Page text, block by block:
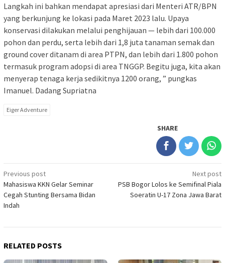
Langkah ini bahkan mendapat apresiasi dari Menteri ATR/BPN
yang berkunjung ke lokasi pada Maret 2023 lalu. Upaya
konservasi dilakukan melalui penghijauan — lebih dari 100.000
pohon dan perdu, serta lebih dari 1,8 juta tanaman semak dan
ground cover ditanam di area PTPN, dan lebih dari 1.800 pohon
termasuk program adopsi di area TNGGP. Begitu juga, kita akan
menyerap tenaga kerja sedikitnya 1200 orang, ” pungkas
Imanuel. Dadang Supriatna
Eiger Adventure
SHARE
Post
navigation
Previous post
Mahasiswa KKN Gelar Seminar
Cegah Stunting Bersama Bidan
Indah
Next post
PSB Bogor Lolos ke Semifinal Piala
Soeratin U-17 Zona Jawa Barat
RELATED POSTS